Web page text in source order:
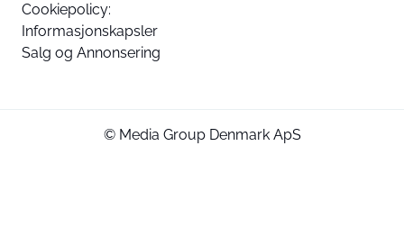
Cookiepolicy:
Informasjonskapsler
Salg og Annonsering
© Media Group Denmark ApS